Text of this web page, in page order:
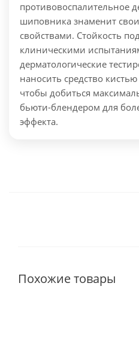
противовоспалительное
шиповника знаменит
свойствами. Стойкость
клиническими
дерматологические
наносить средство
чтобы добиться
бьюти-блендером для
эффекта.
Похожие товары